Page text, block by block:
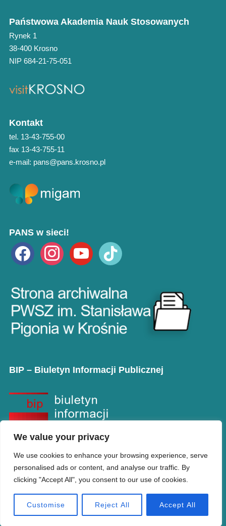
We value your privacy
We use cookies to enhance your browsing experience, serve
personalised ads or content, and analyse our traffic. By
clicking "Accept All", you consent to our use of cookies.
Customise Reject All Accept All
Państwowa Akademia Nauk Stosowanych
Rynek 1
38-400 Krosno
NIP 684-21-75-051
Kontakt
tel. 13-43-755-00
fax 13-43-755-11
e-mail: pans@pans.krosno.pl
PANS w sieci!
facebook instagramyoutube tiktok
BIP – Biuletyn Informacji Publicznej
Copyright © PANS w Krośnie